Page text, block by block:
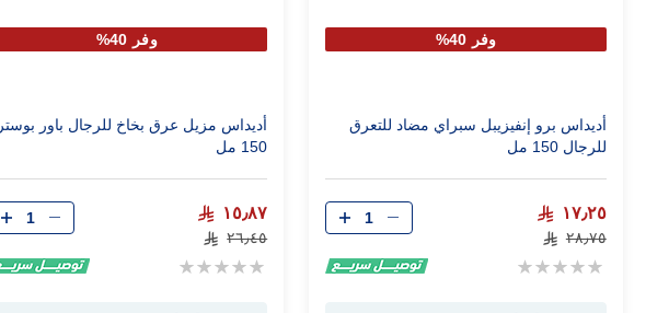
وفر 40%
أديداس برو إنفيزيبل سبراي مضاد للتعرق
للرجال 150 مل
١٧٫٢٥
٢٨٫٧٥
Rating:
الكمية
وفر 40%
أديداس مزيل عرق بخاخ للرجال باور بوستر
150 مل
١٥٫٨٧
٢٦٫٤٥
Rating:
الكمية